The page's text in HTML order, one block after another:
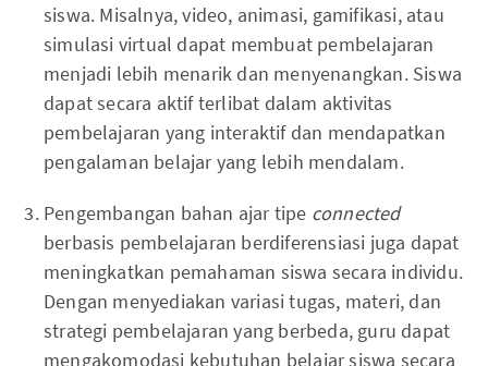
siswa. Misalnya, video, animasi, gamifikasi, atau
simulasi virtual dapat membuat pembelajaran
menjadi lebih menarik dan menyenangkan. Siswa
dapat secara aktif terlibat dalam aktivitas
pembelajaran yang interaktif dan mendapatkan
pengalaman belajar yang lebih mendalam.
Pengembangan bahan ajar tipe connected
berbasis pembelajaran berdiferensiasi juga dapat
meningkatkan pemahaman siswa secara individu.
Dengan menyediakan variasi tugas, materi, dan
strategi pembelajaran yang berbeda, guru dapat
mengakomodasi kebutuhan belajar siswa secara